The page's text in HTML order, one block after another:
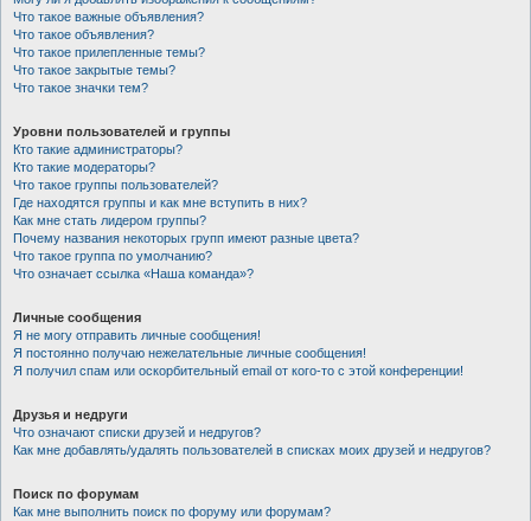
Что такое важные объявления?
Что такое объявления?
Что такое прилепленные темы?
Что такое закрытые темы?
Что такое значки тем?
Уровни пользователей и группы
Кто такие администраторы?
Кто такие модераторы?
Что такое группы пользователей?
Где находятся группы и как мне вступить в них?
Как мне стать лидером группы?
Почему названия некоторых групп имеют разные цвета?
Что такое группа по умолчанию?
Что означает ссылка «Наша команда»?
Личные сообщения
Я не могу отправить личные сообщения!
Я постоянно получаю нежелательные личные сообщения!
Я получил спам или оскорбительный email от кого-то с этой конференции!
Друзья и недруги
Что означают списки друзей и недругов?
Как мне добавлять/удалять пользователей в списках моих друзей и недругов?
Поиск по форумам
Как мне выполнить поиск по форуму или форумам?